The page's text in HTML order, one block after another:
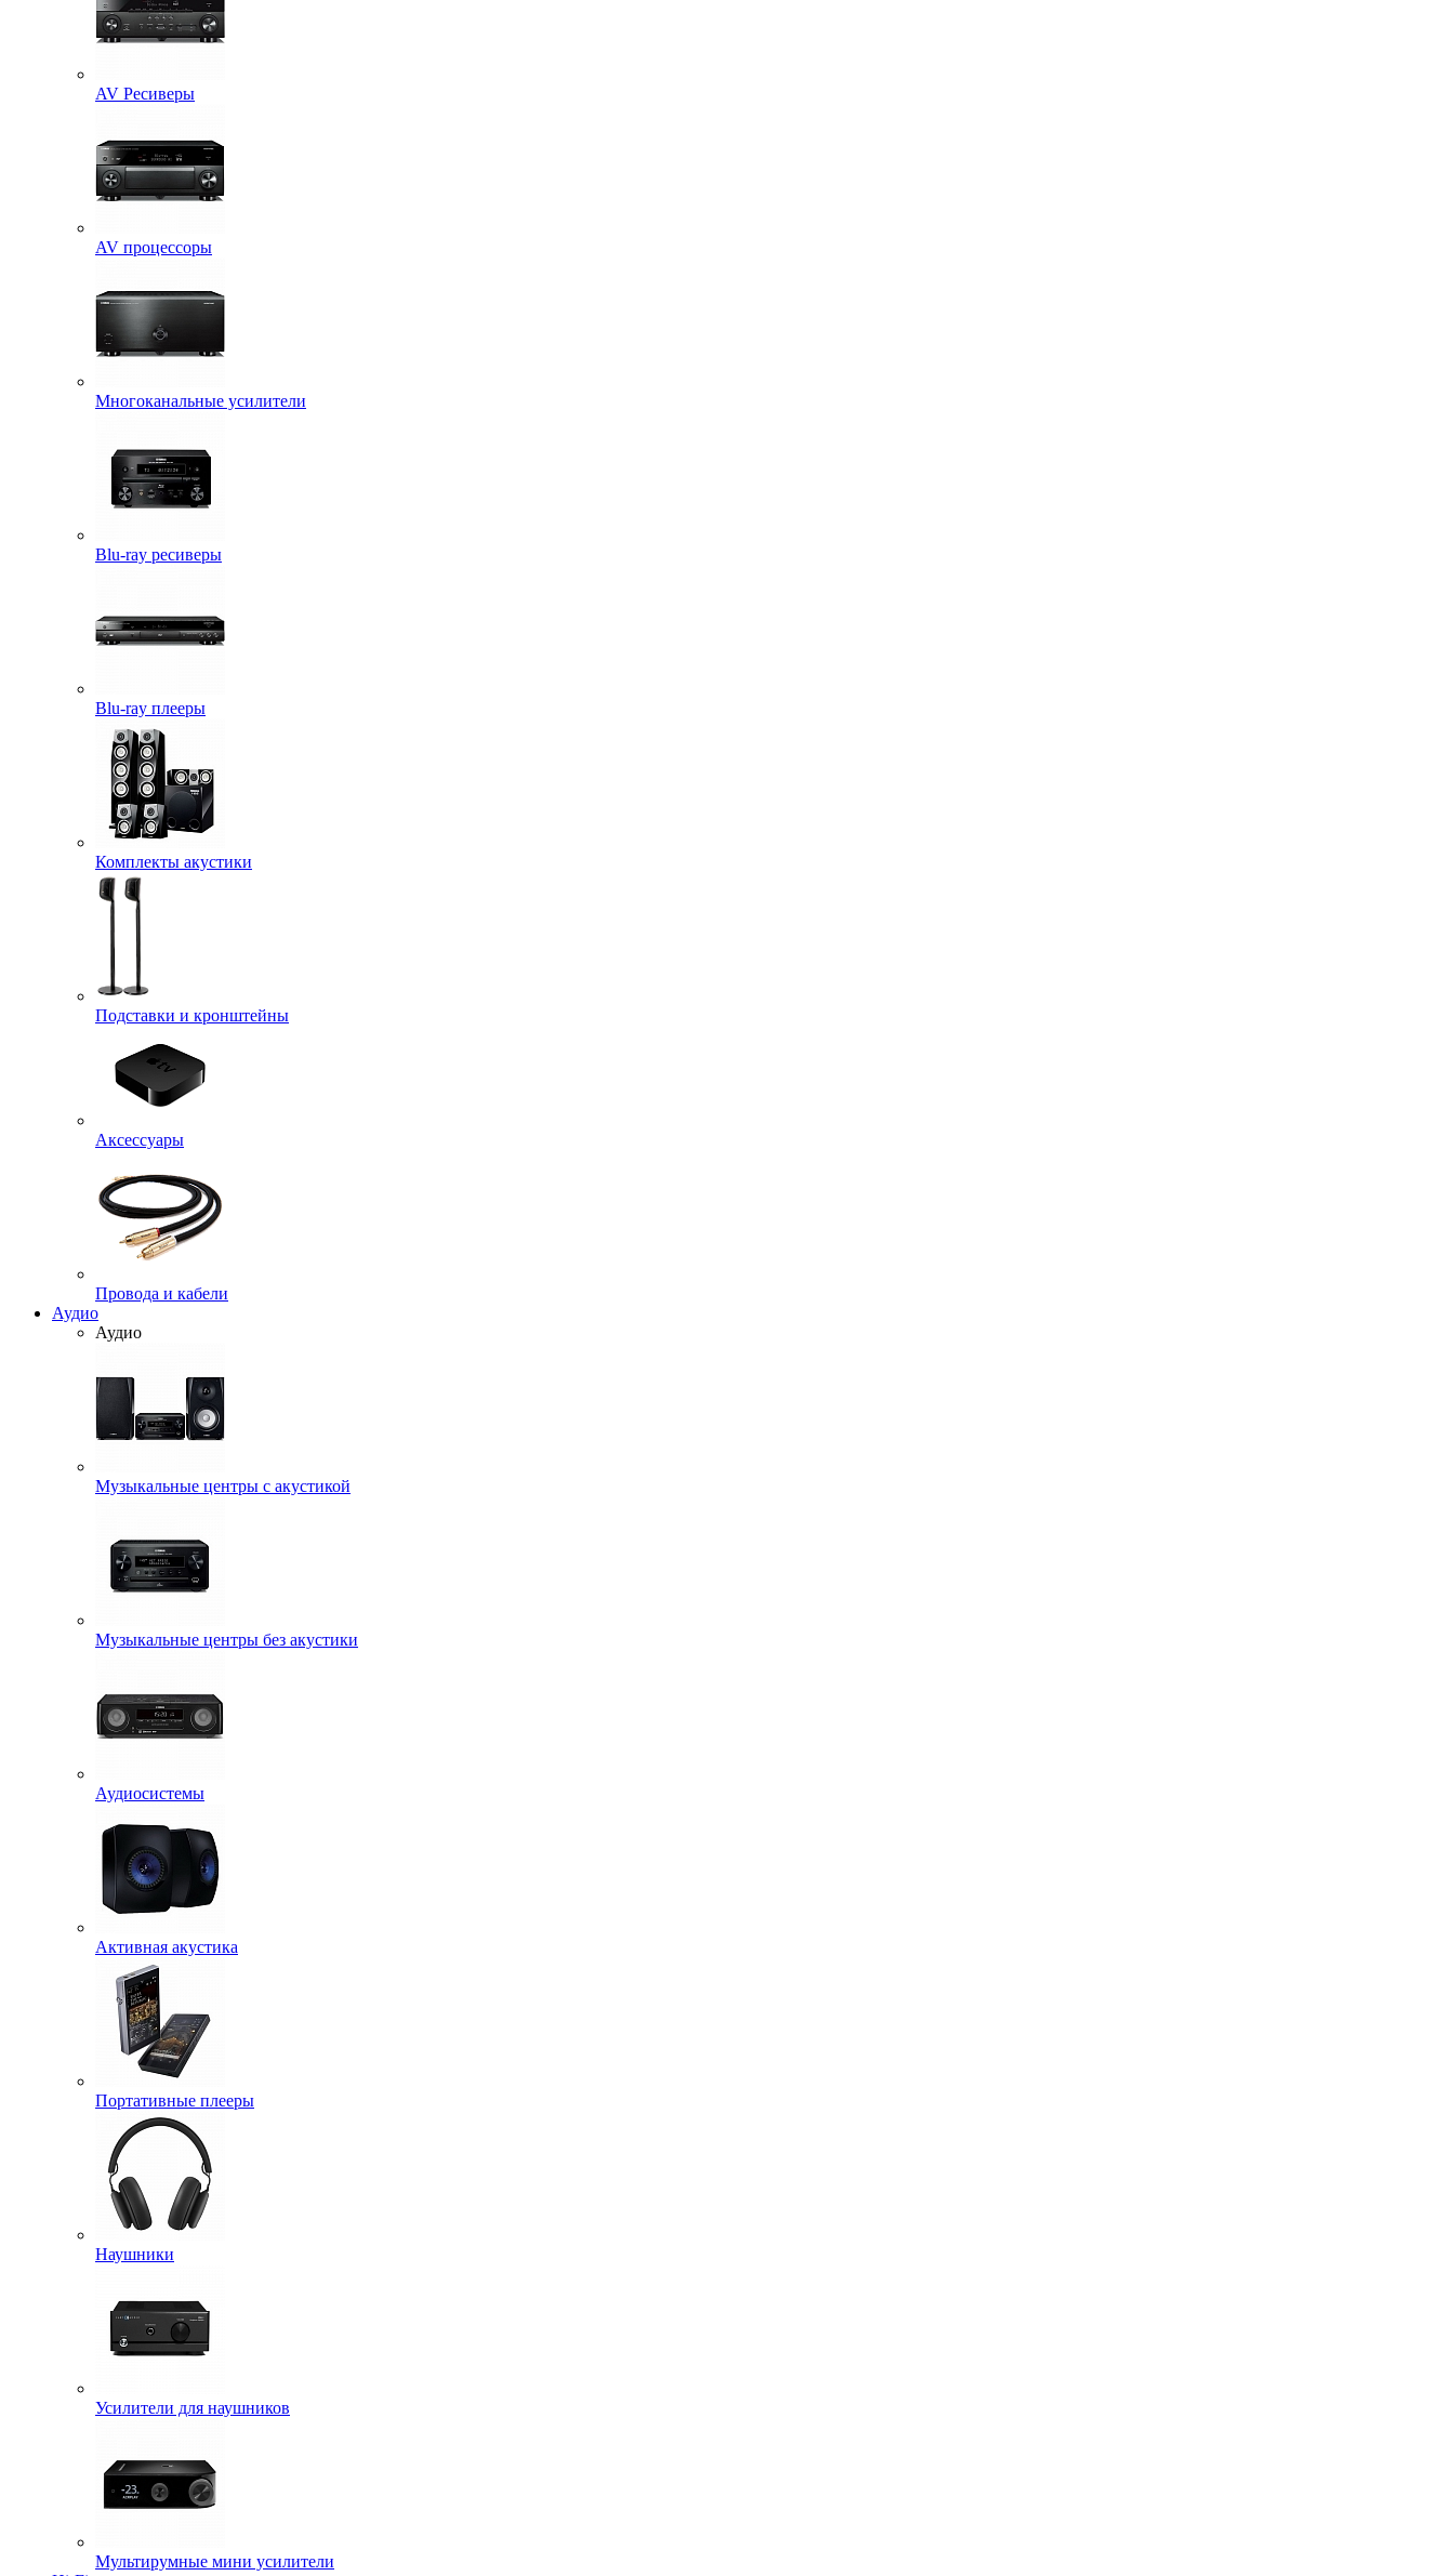
AV Ресиверы
AV процессоры
Многоканальные усилители
Blu-ray ресиверы
Blu-ray плееры
Комплекты акустики
Подставки и кронштейны
Аксессуары
Провода и кабели
Аудио
Аудио
Музыкальные центры с акустикой
Музыкальные центры без акустики
Аудиосистемы
Активная акустика
Портативные плееры
Наушники
Усилители для наушников
Мультирумные мини усилители